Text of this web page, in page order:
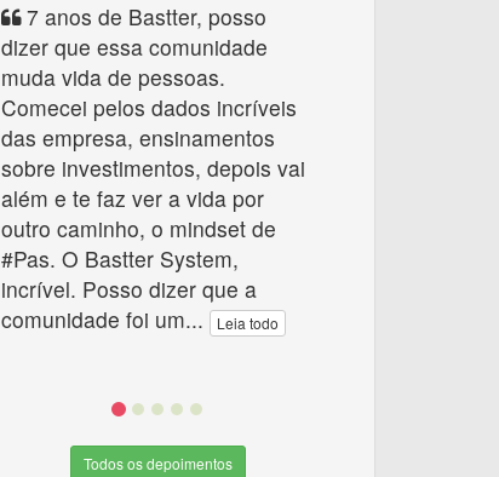
7 anos de Bastter, posso
dizer que essa comunidade
muda vida de pessoas.
Comecei pelos dados incríveis
das empresa, ensinamentos
sobre investimentos, depois vai
além e te faz ver a vida por
outro caminho, o mindset de
#Pas. O Bastter System,
incrível. Posso dizer que a
comunidade foi um... Leia todo
Todos os depoimentos